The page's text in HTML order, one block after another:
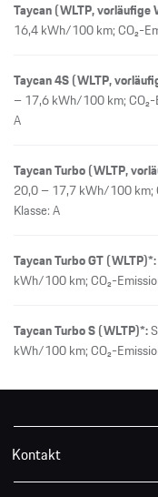
Taycan (WLTP, vorläufige
16,4 kWh/100 km; CO₂-
Taycan 4S (WLTP,
– 17,6 kWh/100 km; CO₂-
A
Taycan Turbo (WLTP,
20,0 – 17,7 kWh/100 km;
Klasse: A
Taycan Turbo GT (WLTP)*:
kWh/100 km; CO₂-
Taycan Turbo S (WLTP)*:
kWh/100 km; CO₂-
Kontakt